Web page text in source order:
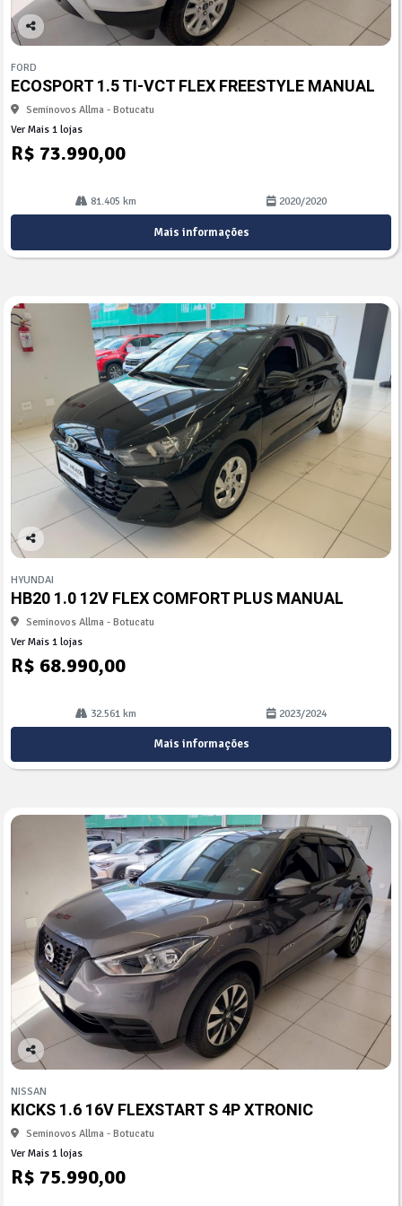
Co
arti
lhe
FORD
ECOSPORT 1.5 TI-VCT FLEX FREESTYLE MANUAL
Seminovos Allma - Botucatu
Ver Mais 1 lojas
R$ 73.990,00
81.405 km 2020/2020
Mais informações
Co
arti
lhe
HYUNDAI
HB20 1.0 12V FLEX COMFORT PLUS MANUAL
Seminovos Allma - Botucatu
Ver Mais 1 lojas
R$ 68.990,00
32.561 km 2023/2024
Mais informações
Co
arti
lhe
NISSAN
KICKS 1.6 16V FLEXSTART S 4P XTRONIC
Seminovos Allma - Botucatu
Ver Mais 1 lojas
R$ 75.990,00